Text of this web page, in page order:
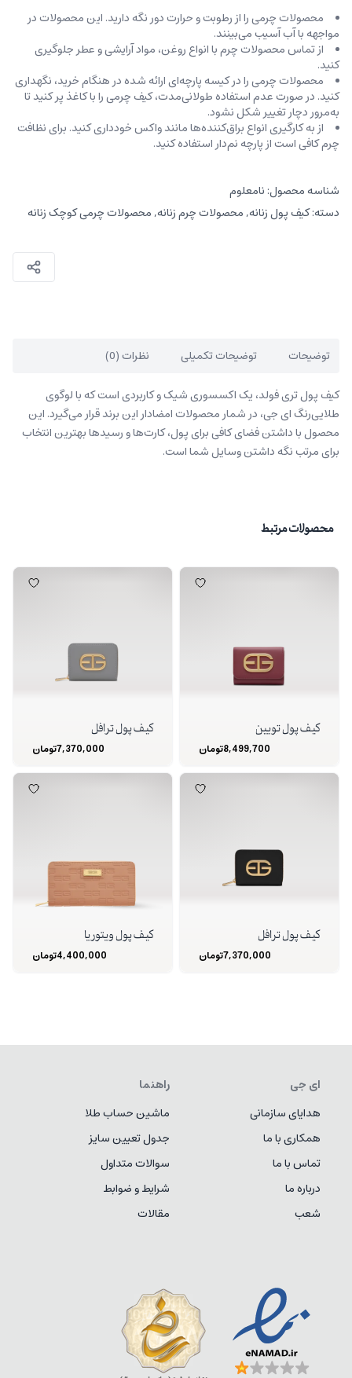
محصولات چرمی را از رطوبت و حرارت دور نگه دارید. این محصولات در
مواجهه با آب آسیب می‌بینند.
از تماس محصولات چرم با انواع روغن‌، مواد آرایشی و عطر جلوگیری
کنید.
محصولات چرمی را در کیسه‌ پارچه‌ای ارائه شده در هنگام خرید، ‌نگهداری
کنید. در صورت عدم استفاده طولانی‌مدت، کیف‌ چرمی را با کاغذ پر کنید تا
به‌مرور دچار تغییر شکل نشود.
از به کارگیری انواع براق‌کننده‌ها مانند واکس خودداری کنید. برای نظافت
چرم کافی است از پارچه‌ نم‌دار استفاده کنید.
شناسه محصول: نامعلوم
دسته:کیف پول زنانه,محصولات چرم زنانه,محصولات چرمی کوچک زنانه
توضیحات توضیحات تکمیلی نظرات (0)
کیف پول تری فولد، یک اکسسوری شیک و کاربردی است که با لوگوی
طلایی‌رنگ ای جی، در شمار محصولات امضادار این برند قرار می‌گیرد. این
محصول با داشتن فضای کافی برای پول، کارت‌ها و رسیدها بهترین انتخاب
برای مرتب نگه داشتن وسایل شما است.
محصولات مرتبط
کیف پول تویین
8,499,700تومان
کیف پول ترافل
7,370,000تومان
کیف پول ترافل
7,370,000تومان
کیف پول ویتوریا
4,400,000تومان
ای جی
هدایای سازمانی
همکاری با ما
تماس با ما
درباره ما
شعب
راهنما
ماشین حساب طلا
جدول تعیین سایز
سوالات متداول
شرایط و ضوابط
مقالات